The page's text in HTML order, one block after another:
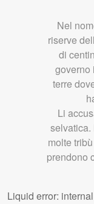
Nel
riserve
di
governo
terre
Li
selvatica.
molte
prendono
Liquid error: internal